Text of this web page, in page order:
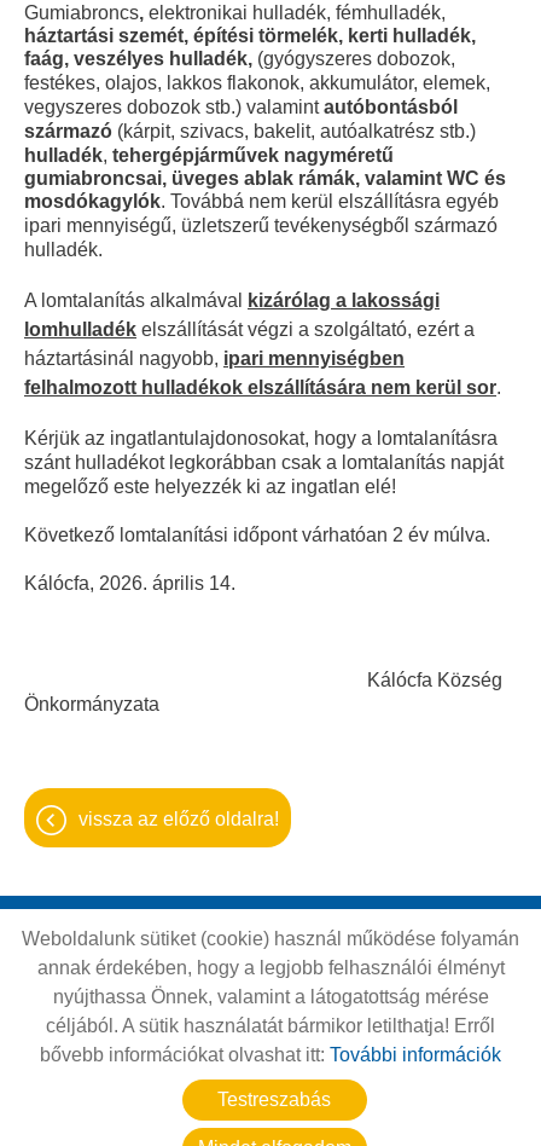
Gumiabroncs, elektronikai hulladék, fémhulladék,
háztartási szemét, építési törmelék, kerti hulladék,
faág, veszélyes hulladék, (gyógyszeres dobozok,
festékes, olajos, lakkos flakonok, akkumulátor, elemek,
vegyszeres dobozok stb.) valamintautóbontásból
származó (kárpit, szivacs, bakelit, autóalkatrész stb.)
hulladék, tehergépjárművek nagyméretű
gumiabroncsai, üveges ablak rámák, valamint WC és
mosdókagylók. Továbbá nem kerül elszállításra egyéb
ipari mennyiségű, üzletszerű tevékenységből származó
hulladék.
A lomtalanítás alkalmával
kizárólag a lakossági
lomhulladék elszállítását végzi a szolgáltató, ezért a
háztartásinál nagyobb, ipari mennyiségben
felhalmozott hulladékok elszállítására nem kerül sor.
Kérjük az ingatlantulajdonosokat, hogy a lomtalanításra
szánt hulladékot legkorábban csak a lomtalanítás napját
megelőző este helyezzék ki az ingatlan elé!
Következő lomtalanítási időpont várhatóan 2 év múlva.
Kálócfa, 2026. április 14.
Kálócfa Község
Önkormányzata
vissza az előző oldalra!
© 2026 - Minden jog fenntartva
Oldal információk
Adatkezelési tájékoztató
Impresszum
Sütik kezelése
Akadálymentesítési nyilatkozat
Testreszabás
Weboldalunk sütiket (cookie) használ működése folyamán
annak érdekében, hogy a legjobb felhasználói élményt
nyújthassa Önnek, valamint a látogatottság mérése
céljából. A sütik használatát bármikor letilthatja! Erről
bővebb információkat olvashat itt: További információk